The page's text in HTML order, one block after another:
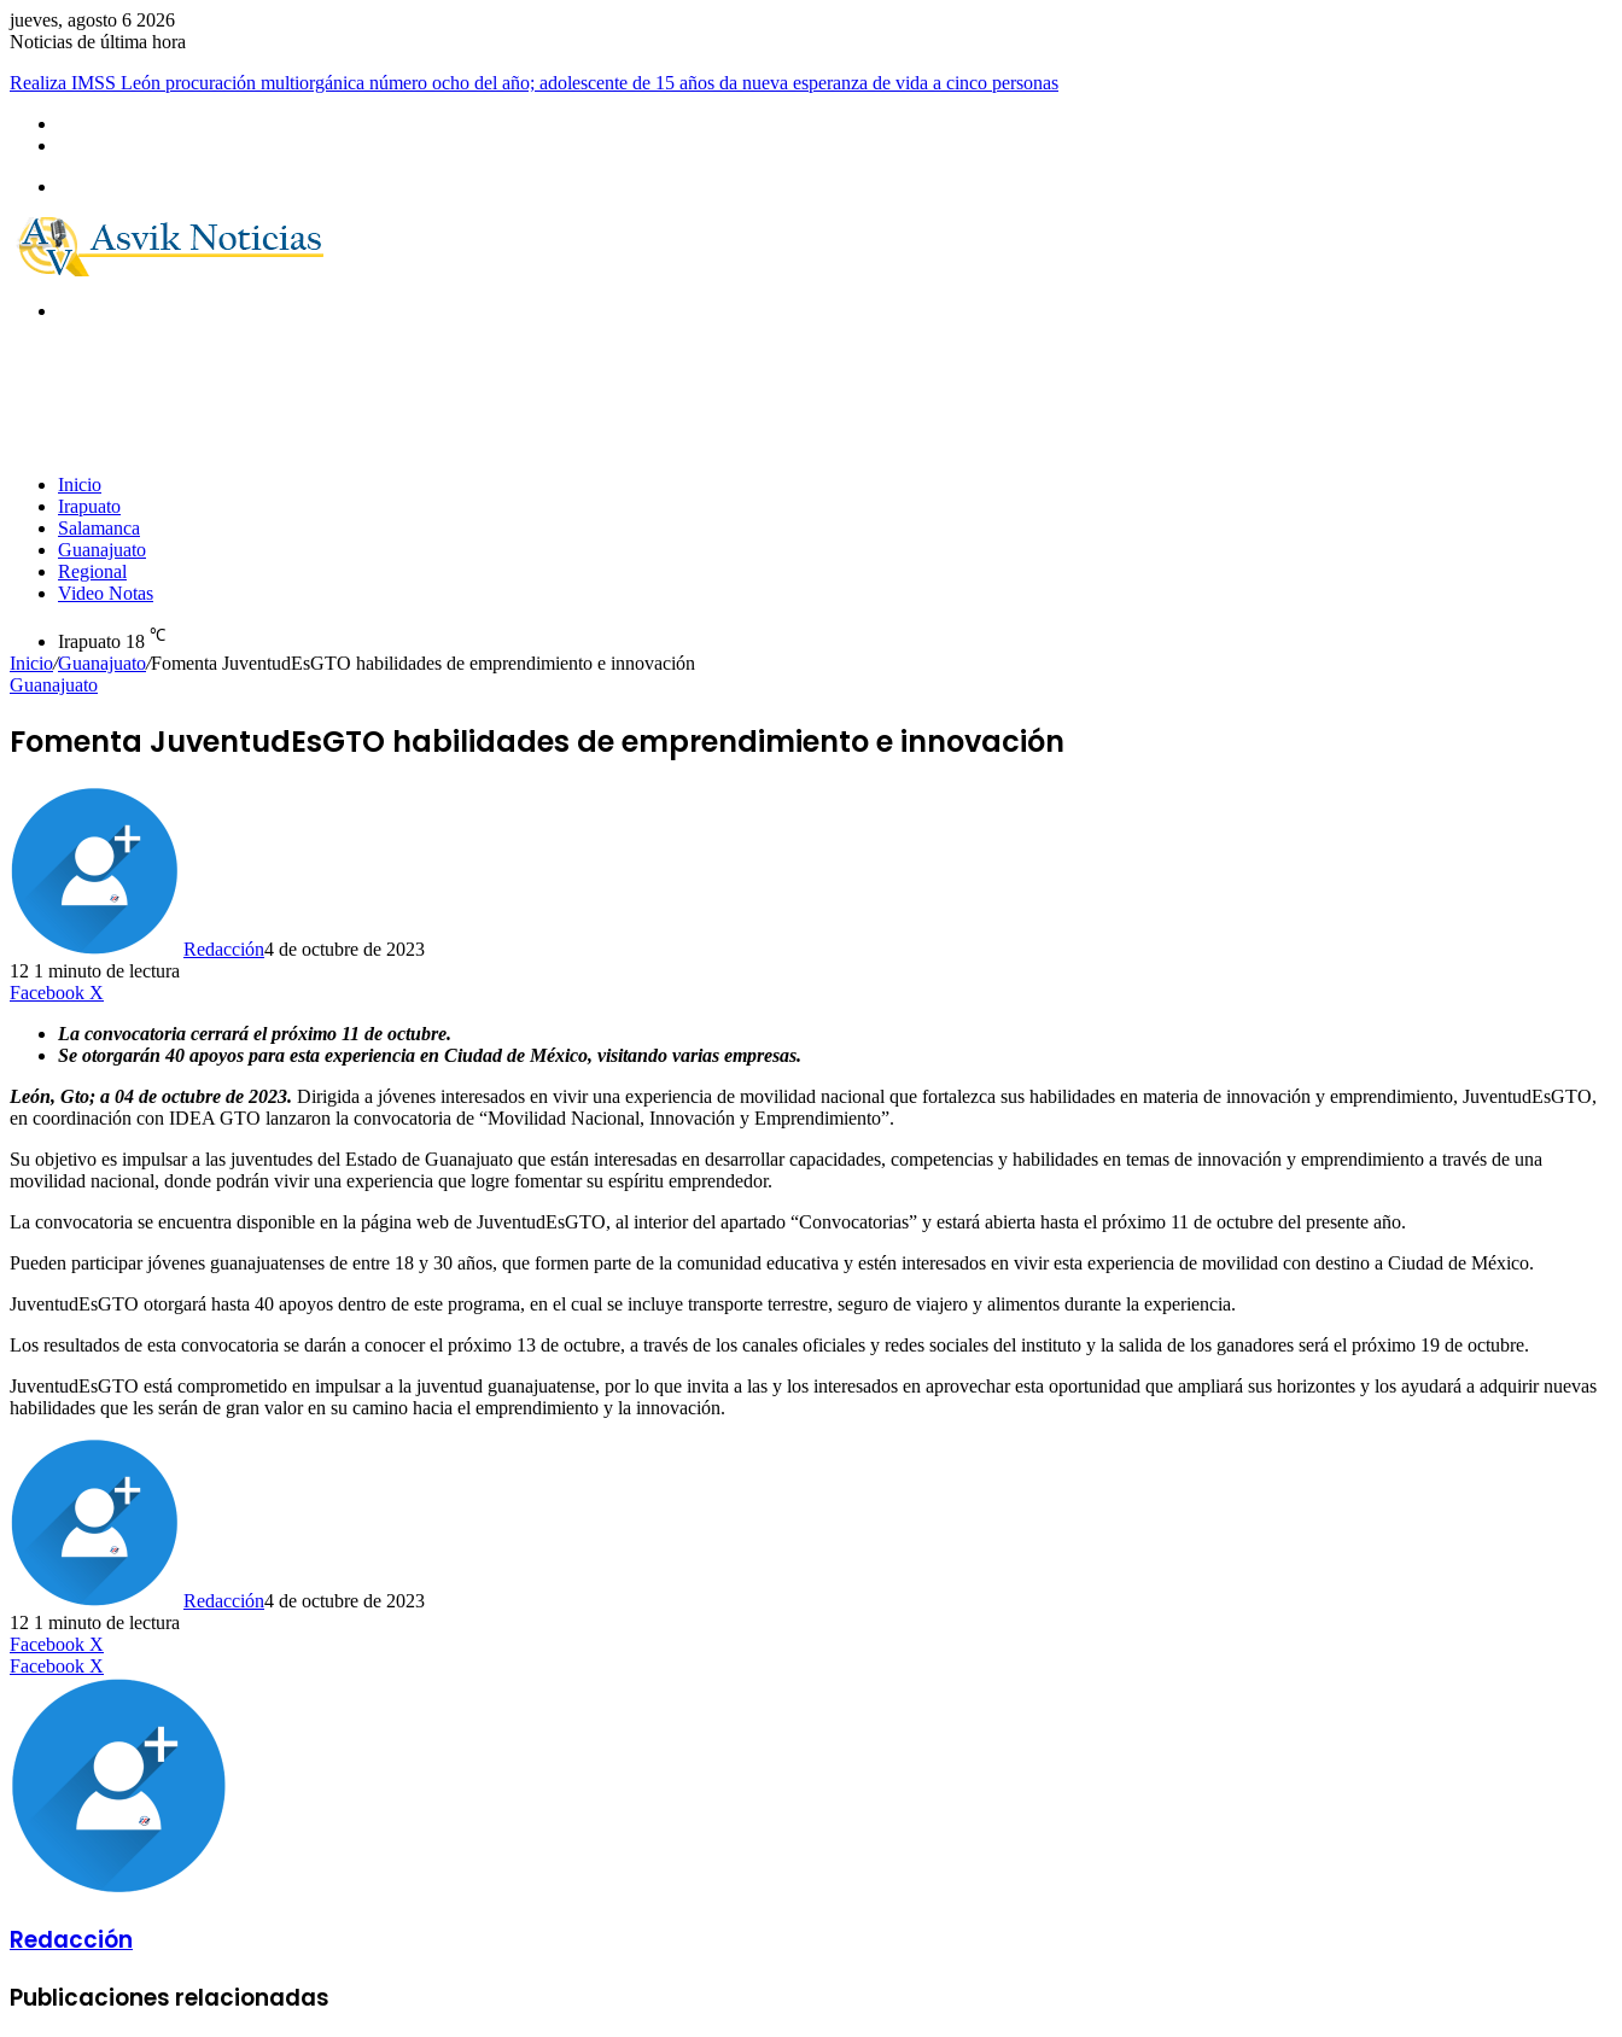
jueves, agosto 6 2026
Noticias de última hora
Realiza IMSS León procuración multiorgánica número ocho del año; adolescente de 15 años da nueva esperanza de vida a cinco personas
Inicio
Irapuato
Salamanca
Guanajuato
Regional
Video Notas
Irapuato 18 ℃
Inicio/Guanajuato/Fomenta JuventudEsGTO habilidades de emprendimiento e innovación
Guanajuato
Fomenta JuventudEsGTO habilidades de emprendimiento e innovación
Redacción4 de octubre de 2023
12 1 minuto de lectura
Facebook X
La convocatoria cerrará el próximo 11 de octubre.
Se otorgarán 40 apoyos para esta experiencia en Ciudad de México, visitando varias empresas.
León, Gto; a 04 de octubre de 2023. Dirigida a jóvenes interesados en vivir una experiencia de movilidad nacional que fortalezca sus habilidades en materia de innovación y emprendimiento, JuventudEsGTO,
en coordinación con IDEA GTO lanzaron la convocatoria de “Movilidad Nacional, Innovación y Emprendimiento”.
Su objetivo es impulsar a las juventudes del Estado de Guanajuato que están interesadas en desarrollar capacidades, competencias y habilidades en temas de innovación y emprendimiento a través de una
movilidad nacional, donde podrán vivir una experiencia que logre fomentar su espíritu emprendedor.
La convocatoria se encuentra disponible en la página web de JuventudEsGTO, al interior del apartado “Convocatorias” y estará abierta hasta el próximo 11 de octubre del presente año.
Pueden participar jóvenes guanajuatenses de entre 18 y 30 años, que formen parte de la comunidad educativa y estén interesados en vivir esta experiencia de movilidad con destino a Ciudad de México.
JuventudEsGTO otorgará hasta 40 apoyos dentro de este programa, en el cual se incluye transporte terrestre, seguro de viajero y alimentos durante la experiencia.
Los resultados de esta convocatoria se darán a conocer el próximo 13 de octubre, a través de los canales oficiales y redes sociales del instituto y la salida de los ganadores será el próximo 19 de octubre.
JuventudEsGTO está comprometido en impulsar a la juventud guanajuatense, por lo que invita a las y los interesados en aprovechar esta oportunidad que ampliará sus horizontes y los ayudará a adquirir nuevas
habilidades que les serán de gran valor en su camino hacia el emprendimiento y la innovación.
Redacción4 de octubre de 2023
12 1 minuto de lectura
Facebook X
Facebook X
por
electrónico
Redacción
Publicaciones relacionadas